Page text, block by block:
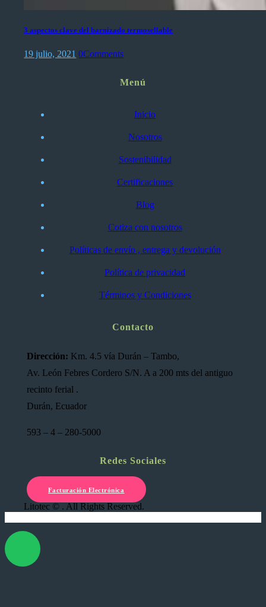
3 aspectos clave del barnizado termosellable
19 julio, 2021 0Comments
Menú
Inicio
Nosotros
Sostenibilidad
Certificaciones
Blog
Cotiza con nosotros
Políticas de envío , entrega y devolución
Política de privacidad
Términos y Condiciones
Contacto
Dirección: Km. 4.5 vía Durán – Tambo,
Av. León Febres Cordero S/N. A a 200 mts del antiguo
recinto ferial .
Durán, Ecuador
593 – 4 – 280-5000
Redes Sociales
Facturación Electrónica
Litotec © . All Rights Reserved.